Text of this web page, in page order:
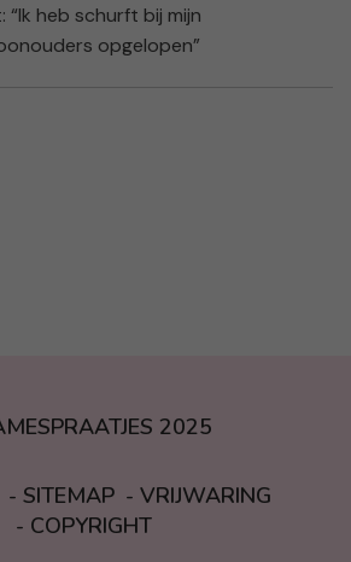
“Ik heb schurft bij mijn
opgelopen”
2025
SITEMAP
VRIJWARING
COPYRIGHT